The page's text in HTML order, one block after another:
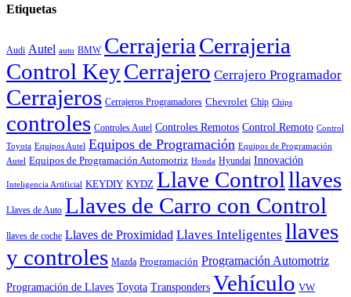
Etiquetas
Audi Autel auto BMW Cerrajeria Cerrajeria
Control KeyCerrajero Cerrajero Programador
Cerrajeros Cerrajeros Programadores Chevrolet Chip Chips
controles Controles Autel Controles Remotos Control Remoto Control
Toyota Equipos Autel Equipos de Programación Equipos de Programación
Autel Equipos de Programación Automotriz Honda Hyundai Innovación
Inteligencia Artificial KEYDIY KYDZ Llave Controlllaves
Llaves de Auto Llaves de Carro con Control
llaves de coche Llaves de Proximidad Llaves Inteligentes llaves
y controles Mazda Programación Programación Automotriz
Programación de Llaves Toyota Transponders Vehículo VW